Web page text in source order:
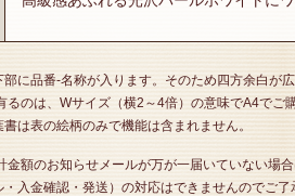
に品番-名称が入ります。そのため四方余白が広
のは、Wサイズ（横2～4倍）の意味でA4でご購
は表の絵柄のみで機能は含まれません。
額のお知らせメールが万が一届いていない場
入金確認・発送）の対応はできませんのでご